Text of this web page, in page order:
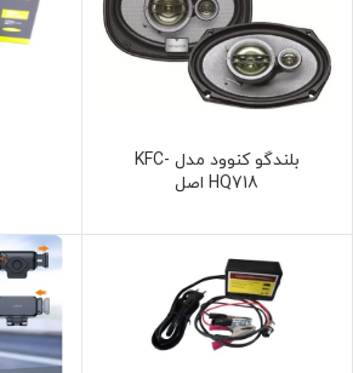
بلندگو کنوود مدل KFC-
HQ718 اصل